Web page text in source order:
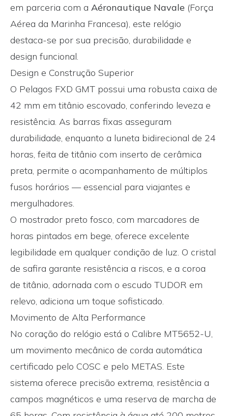
em parceria com a Aéronautique Navale (Força
Aérea da Marinha Francesa), este relógio
destaca-se por sua precisão, durabilidade e
design funcional.
Design e Construção Superior
O Pelagos FXD GMT possui uma robusta caixa de
42 mm em titânio escovado, conferindo leveza e
resistência. As barras fixas asseguram
durabilidade, enquanto a luneta bidirecional de 24
horas, feita de titânio com inserto de cerâmica
preta, permite o acompanhamento de múltiplos
fusos horários — essencial para viajantes e
mergulhadores.
O mostrador preto fosco, com marcadores de
horas pintados em bege, oferece excelente
legibilidade em qualquer condição de luz. O cristal
de safira garante resistência a riscos, e a coroa
de titânio, adornada com o escudo TUDOR em
relevo, adiciona um toque sofisticado.
Movimento de Alta Performance
No coração do relógio está o Calibre MT5652-U,
um movimento mecânico de corda automática
certificado pelo COSC e pelo METAS. Este
sistema oferece precisão extrema, resistência a
campos magnéticos e uma reserva de marcha de